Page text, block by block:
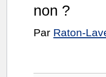
non ?
Par Raton-